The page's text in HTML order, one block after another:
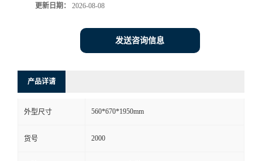
更新日期： 2026-08-08
发送咨询信息
产品详请
外型尺寸 560*670*1950mm
货号 2000